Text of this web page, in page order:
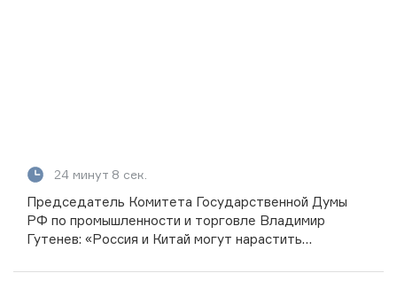
24 минут 8 сек.
Председатель Комитета Государственной Думы
РФ по промышленности и торговле Владимир
Гутенев: «Россия и Китай могут нарастить